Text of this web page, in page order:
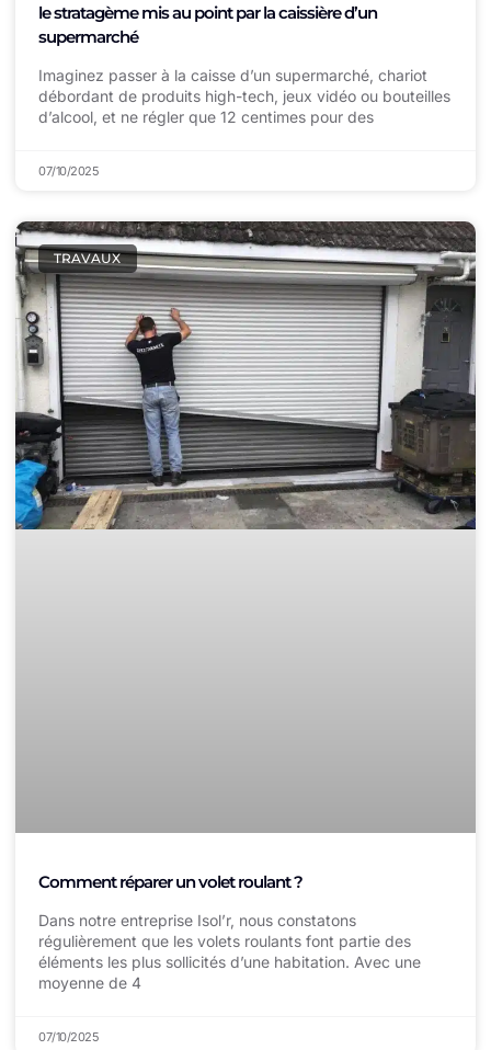
le stratagème mis au point par la caissière d’un
supermarché
Imaginez passer à la caisse d’un supermarché, chariot
débordant de produits high-tech, jeux vidéo ou bouteilles
d’alcool, et ne régler que 12 centimes pour des
07/10/2025
TRAVAUX
Comment réparer un volet roulant ?
Dans notre entreprise Isol’r, nous constatons
régulièrement que les volets roulants font partie des
éléments les plus sollicités d’une habitation. Avec une
moyenne de 4
07/10/2025